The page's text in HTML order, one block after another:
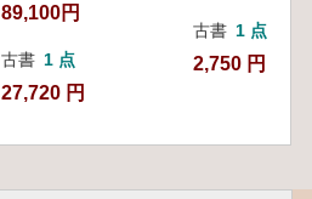
89,100円
古書 1 点
27,720 円
古書 1 点
2,750 円